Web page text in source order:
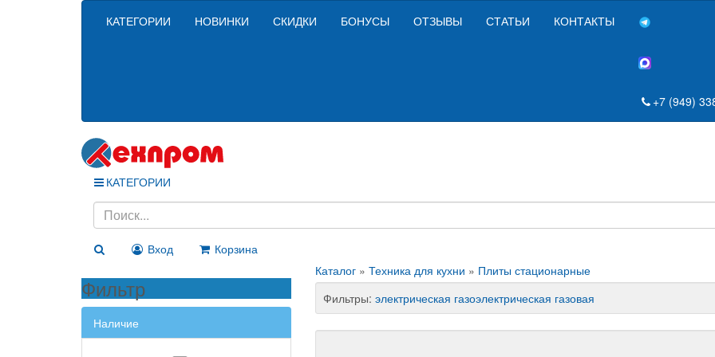
КАТЕГОРИИ НОВИНКИ СКИДКИ БОНУСЫ ОТЗЫВЫ СТАТЬИ КОНТАКТЫ
+7 (949)
КАТЕГОРИИ
Вход Корзина
Фильтр
Наличие
Каталог» Техника для кухни » Плиты стационарные
Фильтры: электрическая газоэлектрическая газовая